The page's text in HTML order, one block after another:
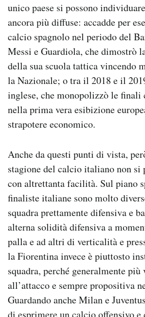
unico paese si possono
ancora più diffuse: accadde per
calcio spagnolo nel periodo del
Messi e Guardiola, che dimostrò
della sua scuola tattica vincendo
la Nazionale; o tra il 2018 e il
inglese, che monopolizzò le finali
nella prima vera esibizione
strapotere economico.
Anche da questi punti di vista,
stagione del calcio italiano non si
con altrettanta facilità. Sul piano
finaliste italiane sono molto
squadra prettamente difensiva e
alterna solidità difensiva a
palla e ad altri di verticalità e
la Fiorentina invece è piuttosto
squadra, perché generalmente più
all’attacco e sempre propositiva
Guardando anche Milan e
di esprimere un calcio offensivo e